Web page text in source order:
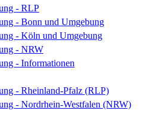
- RLP
- Bonn und Umgebung
- Köln und Umgebung
- NRW
- Informationen
- Rheinland-Pfalz (RLP)
- Nordrhein-Westfalen (NRW)